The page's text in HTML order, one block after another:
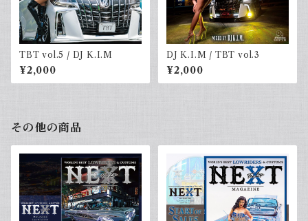
TBT vol.5 / DJ K.I.M
¥2,000
DJ K.I.M / TBT vol.3
¥2,000
その他の商品